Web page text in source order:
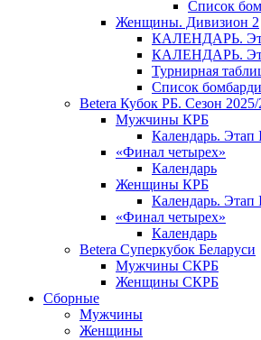
Список
Женщины. Дивизион 2
КАЛЕНДАРЬ.
КАЛЕНДАРЬ.
Турнирная
Список
Betera Кубок РБ. Сезон 2025/
Мужчины КРБ
Календарь. Этап
«Финал четырех»
Календарь
Женщины КРБ
Календарь. Этап
«Финал четырех»
Календарь
Betera Суперкубок Беларуси
Мужчины СКРБ
Женщины СКРБ
Сборные
Мужчины
Женщины